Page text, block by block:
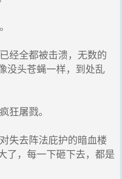
经全都被击溃，无数的
没头苍蝇一样，到处乱
狂屠戮。
失去阵法庇护的暗血楼
了，每一下砸下去，都是